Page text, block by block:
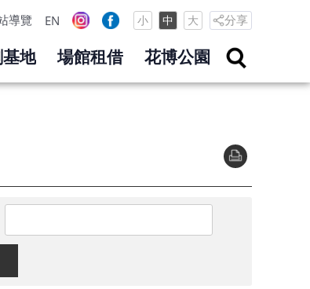
導覽 EN 小 中 大 分享
地 場館租借 花博公園